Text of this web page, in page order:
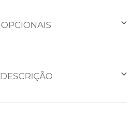
OPCIONAIS
DESCRIÇÃO